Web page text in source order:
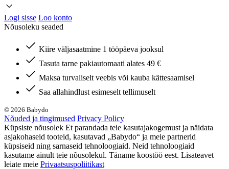
Logi sisse Loo konto
Nõusoleku seaded
Kiire väljasaatmine 1 tööpäeva jooksul
Tasuta tarne pakiautomaati alates 49 €
Maksa turvaliselt veebis või kauba kättesaamisel
Saa allahindlust esimeselt tellimuselt
© 2026 Babydo
Nõuded ja tingimused Privacy Policy
Küpsiste nõusolek Et parandada teie kasutajakogemust ja näidata
asjakohaseid tooteid, kasutavad „Babydo“ ja meie partnerid
küpsiseid ning sarnaseid tehnoloogiaid. Neid tehnoloogiaid
kasutame ainult teie nõusolekul. Täname koostöö eest. Lisateavet
leiate meie Privaatsuspoliitikast